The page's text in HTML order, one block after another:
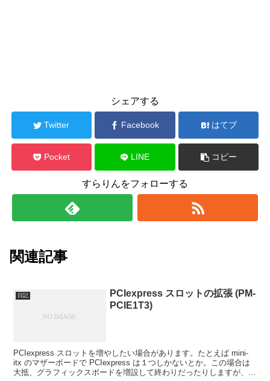
シェアする
Twitter Facebook はてブ
Pocket LINE コピー
すらりんをフォローする
関連記事
日記
PCIexpress スロットの拡張 (PM-
PCIE1T3)
PCIexpress スロットを増やしたい場合があります。たとえば mini-
itx のマザーボードで PCIexpress は１つしかないとか。この場合は
大抵、グラフィックスボードを増設して終わりだったりしますが、そ